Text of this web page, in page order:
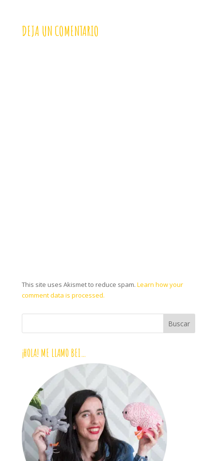
DEJA UN COMENTARIO
This site uses Akismet to reduce spam. Learn how your
comment data is processed.
¡HOLA! ME LLAMO BEI…